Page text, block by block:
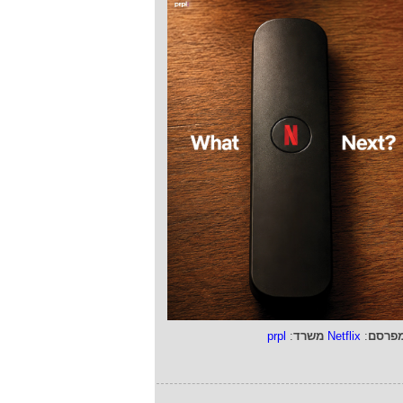
:
Netflix משרד:
prpl